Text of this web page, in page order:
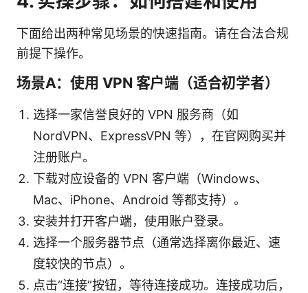
下面给出两种常见场景的快速指南。请在合法合规
前提下操作。
场景A：使用 VPN 客户端（适合初学者）
选择一家信誉良好的 VPN 服务商（如
NordVPN、ExpressVPN 等），在官网购买并
注册账户。
下载对应设备的 VPN 客户端（Windows、
Mac、iPhone、Android 等都支持）。
安装并打开客户端，使用账户登录。
选择一个服务器节点（通常选择离你最近、速
度较快的节点）。
点击“连接”按钮，等待连接成功。连接成功后，